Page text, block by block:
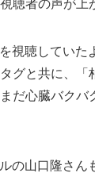
聴者の声が上
視聴していた
グと共に、「
だ心臓バクバ
の山口隆さん